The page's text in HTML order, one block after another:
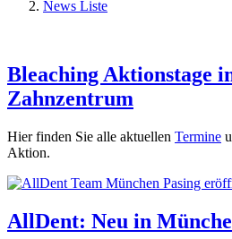
News Liste
Bleaching Aktionstage
Zahnzentrum
Hier finden Sie alle aktuellen Termine
Aktion.
AllDent: Neu in